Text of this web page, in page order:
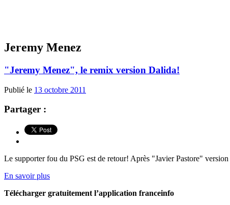
Jeremy Menez
"Jeremy Menez", le remix version Dalida!
Publié le 13 octobre 2011
Partager :
Le supporter fou du PSG est de retour! Après "Javier Pastore"
En savoir plus
Télécharger gratuitement l’application franceinfo